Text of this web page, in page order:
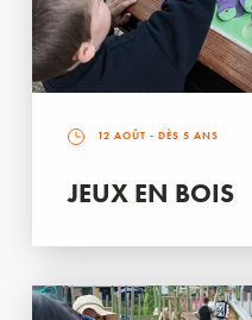
12 AOÛT - DÈS 5 ANS
JEUX EN BOIS